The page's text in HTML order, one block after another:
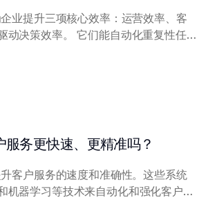
业提升三项核心效率：运营效率、客
它们能自动化重复性任
放出来。通过全天候处理...
服务更快速、更精准吗？
客户服务的速度和准确性。这些系统
机器学习等技术来自动化和强化客户交